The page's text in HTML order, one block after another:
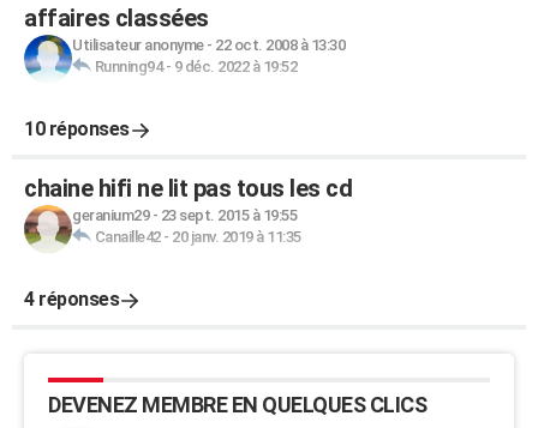
affaires classées
Utilisateur anonyme- 22 oct. 2008 à 13:30
Running94- 9 déc. 2022 à 19:52
10 réponses
chaine hifi ne lit pas tous les cd
geranium29- 23 sept. 2015 à 19:55
Canaille42- 20 janv. 2019 à 11:35
4 réponses
DEVENEZ MEMBRE EN QUELQUES CLICS